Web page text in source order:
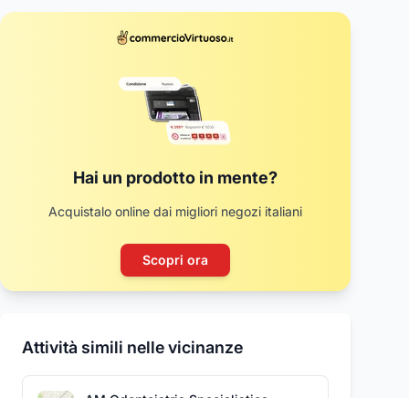
Hai un prodotto in mente?
Acquistalo online dai migliori negozi italiani
Scopri ora
Attività simili nelle vicinanze